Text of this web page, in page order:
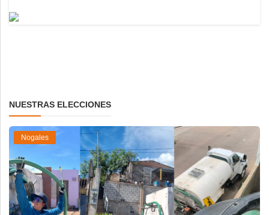
NUESTRAS ELECCIONES
Nogales